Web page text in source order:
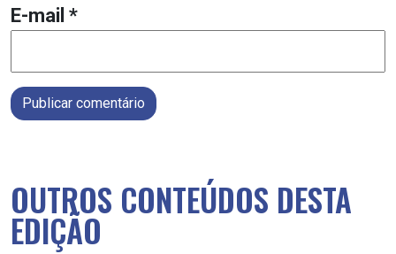
E-mail *
Publicar comentário
OUTROS CONTEÚDOS DESTA
EDIÇÃO